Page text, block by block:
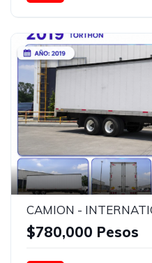
Bolsas de Aire
Faros de
Aire Acondicionado
CAMION -
$780,000 Pesos